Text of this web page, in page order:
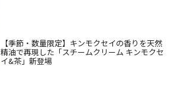
【季節・数量限定】キンモクセイの香りを天然
精油で再現した「スチームクリーム キンモクセ
イ&茶」新登場